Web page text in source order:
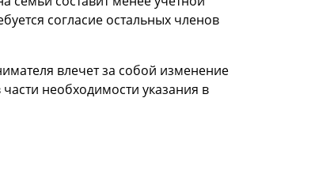
согласие остальных членов
влечет за собой изменение
необходимости указания в